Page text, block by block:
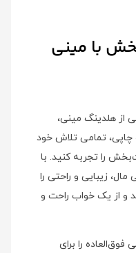
با مینی
از هلدینگ مینی،
تمامی تلاش خود
را تجربه کنید. با
زیبایی و راحتی را
و از یک خواب راحت و
را برای